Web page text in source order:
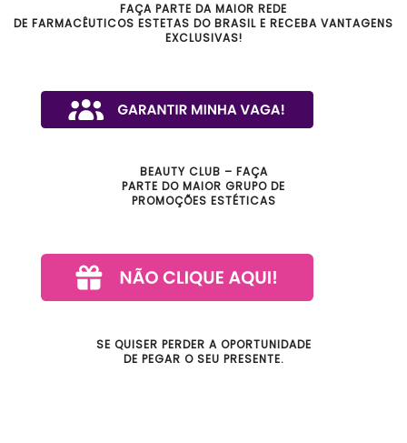
FAÇA PARTE DA MAIOR REDE
DE FARMACÊUTICOS ESTETAS DO BRASIL E RECEBA VANTAGENS
EXCLUSIVAS!
BEAUTY CLUB – FAÇA
PARTE DO MAIOR GRUPO DE
PROMOÇÕES ESTÉTICAS
SE QUISER PERDER A OPORTUNIDADE
DE PEGAR O SEU PRESENTE.